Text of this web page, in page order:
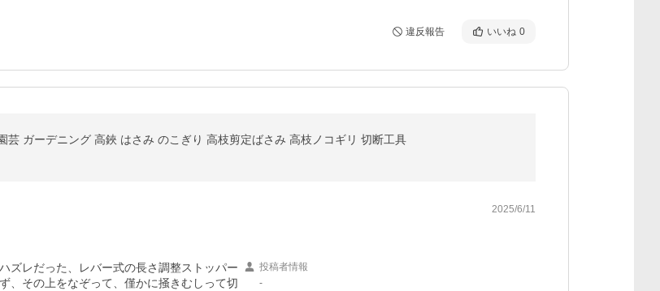
違反報告 いいね 0
ガーデニング 高鋏 はさみ のこぎり 高枝剪定ばさみ 高枝ノコギリ 切断工具
2025/6/11
ズレだった、レバー式の長さ調整ストッパー
、その上をなぞって、僅かに掻きむしって切
投稿者情報
-